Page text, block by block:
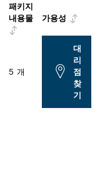
패키지
내용물
가용성
5 개
대
리
점
찾
기